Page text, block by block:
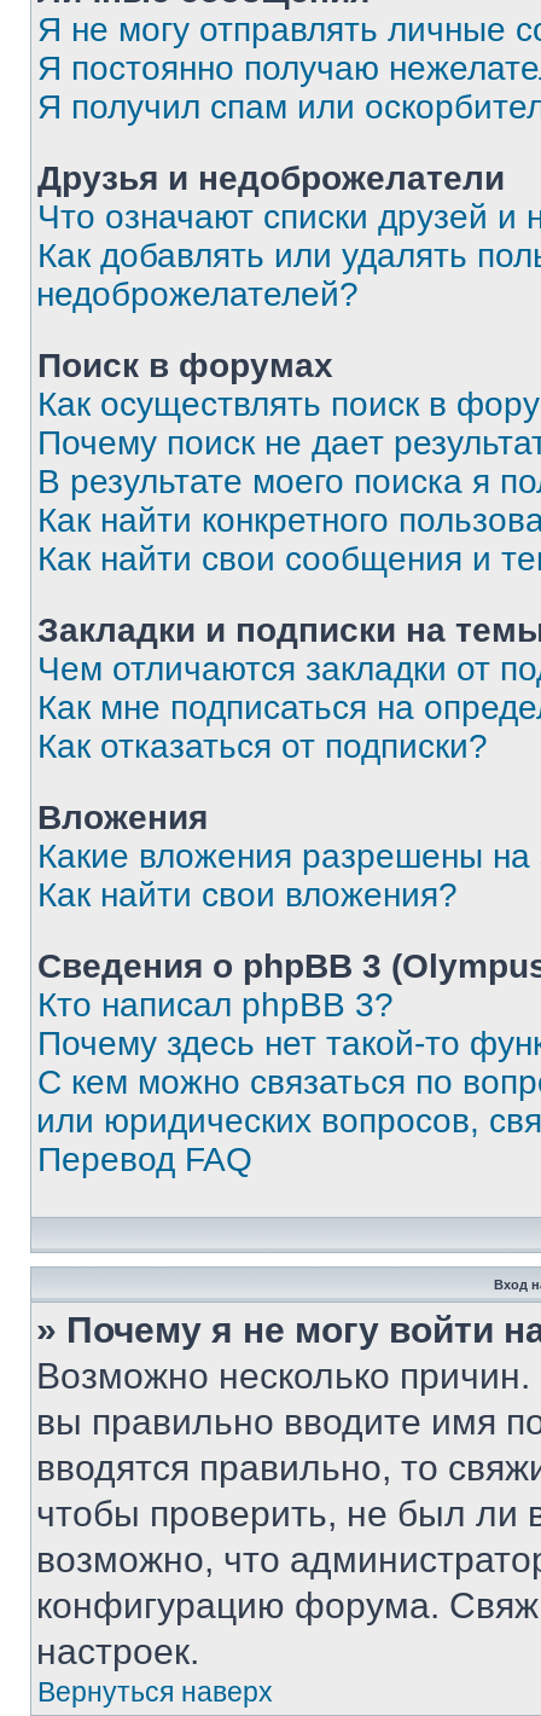
Я не могу отправлять личные
Я постоянно получаю
Я получил спам или
Друзья и недоброжелатели
Что означают списки друзей и
Как добавлять или удалять
недоброжелателей?
Поиск в форумах
Как осуществлять поиск в
Почему поиск не дает
В результате моего поиска я
Как найти конкретного
Как найти свои сообщения и
Закладки и подписки на
Чем отличаются закладки от
Как мне подписаться на
Как отказаться от подписки?
Вложения
Какие вложения разрешены
Как найти свои вложения?
Сведения о phpBB 3
Кто написал phpBB 3?
Почему здесь нет такой-то
С кем можно связаться по
или юридических вопросов,
Перевод FAQ
Вход
» Почему я не могу войти
Возможно несколько
вы правильно вводите имя
вводятся правильно, то
чтобы проверить, не был ли
возможно, что
конфигурацию форума.
настроек.
Вернуться наверх